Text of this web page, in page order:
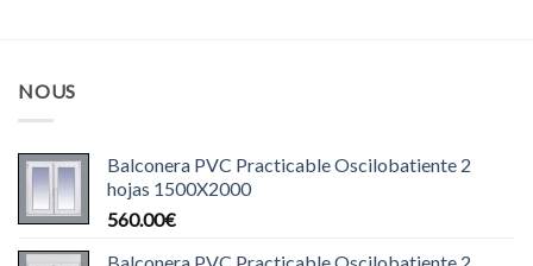
NOUS
Balconera PVC Practicable Oscilobatiente 2
hojas 1500X2000
560.00€
Balconera PVC Practicable Oscilobatiente 2